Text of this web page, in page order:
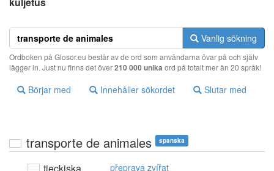
Vanlig sökning
Ordboken på Glosor.eu består av de ord som användarna övar på och själv
lägger in. Just nu finns det över210 000 unika ord på totalt mer än 20 språk!
Börjar med Innehåller sökordet Slutar med
transporte de animales spanska
přeprava zvířat